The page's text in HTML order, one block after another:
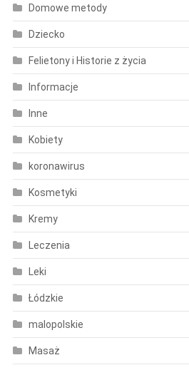
Domowe metody
Dziecko
Felietony i Historie z życia
Informacje
Inne
Kobiety
koronawirus
Kosmetyki
Kremy
Leczenia
Leki
Łódzkie
malopolskie
Masaż